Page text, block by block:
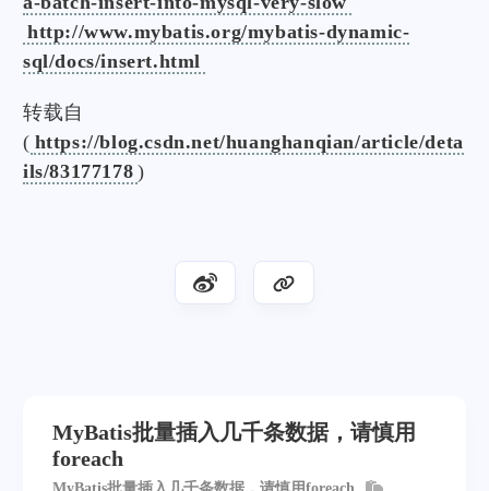
http://www.mybatis.org/mybatis-dynamic-
sql/docs/insert.html
转载自
( https://blog.csdn.net/huanghanqian/article/deta
ils/83177178 )
MyBatis批量插入几千条数据，请慎用
foreach